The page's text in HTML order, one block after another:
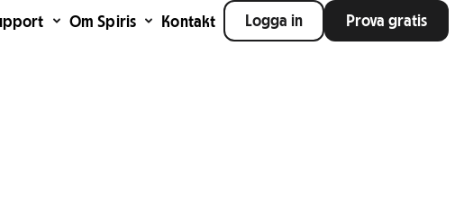
Om Spiris Kontakt Logga in Prova gratis